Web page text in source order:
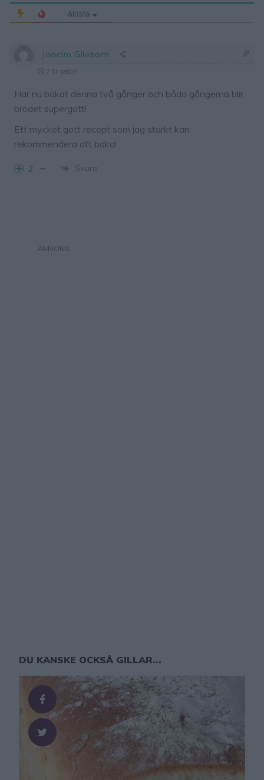
äldsta
Joacim Gileborn
7 år sedan
Har nu bakat denna två gånger och båda gångerna blir
brödet supergott!
Ett mycket gott recept som jag starkt kan
rekommendera att baka!
2 Svara
DU KANSKE OCKSÅ GILLAR...